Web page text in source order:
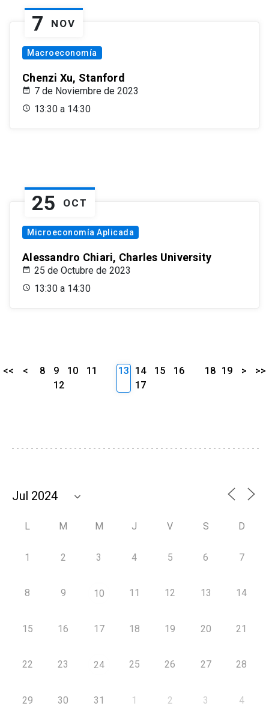
7 NOV
Macroeconomía
Chenzi Xu, Stanford
7 de Noviembre de 2023
13:30 a 14:30
25 OCT
Microeconomía Aplicada
Alessandro Chiari, Charles University
25 de Octubre de 2023
13:30 a 14:30
<< < 8 9 10
11
12
13 14 15
16
17
18 19 > >>
L M M J V S D
1 2 3 4 5 6 7
8 9 10 11 12 13 14
15 16 17 18 19 20 21
22 23 24 25 26 27 28
29 30 31 1 2 3 4